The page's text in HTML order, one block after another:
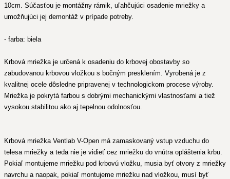
10cm. Súčasťou je montážny rámik, uľahčujúci osadenie mriežky a
umožňujúci jej demontáž v prípade potreby.
- farba: biela
Krbová mriežka je určená k osadeniu do krbovej obostavby so
zabudovanou krbovou vložkou s bočným presklením. Vyrobená je z
kvalitnej ocele dôsledne pripravenej v technologickom procese výroby.
Mriežka je pokrytá farbou s dobrými mechanickými vlastnosťami a tiež
vysokou stabilitou ako aj tepelnou odolnosťou.
Krbová mriežka Ventlab V-Open má zamaskovaný vstup vzduchu do
telesa mriežky a teda nie je vidieť cez mriežku do vnútra opláštenia krbu.
Pokiaľ montujeme mriežku pod krbovú vložku, musia byť otvory z mriežky
navrchu a naopak, pokiaľ montujeme mriežku nad vložkou, musí byť